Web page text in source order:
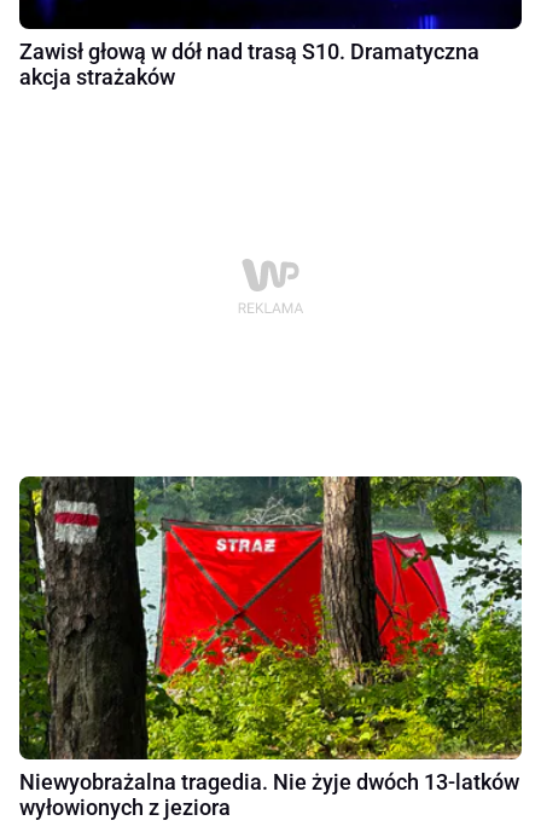
Zawisł głową w dół nad trasą S10. Dramatyczna
akcja strażaków
Niewyobrażalna tragedia. Nie żyje dwóch 13-latków
wyłowionych z jeziora